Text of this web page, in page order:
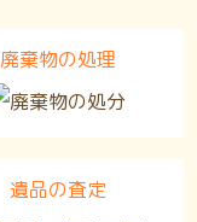
廃棄物の処理
遺品の査定